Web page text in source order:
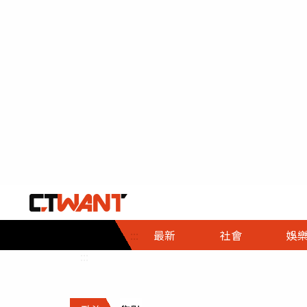
::: 最新 社會
社會首頁
時事
調查
娛樂
娛樂首頁
即時
財經首頁
熱線
政